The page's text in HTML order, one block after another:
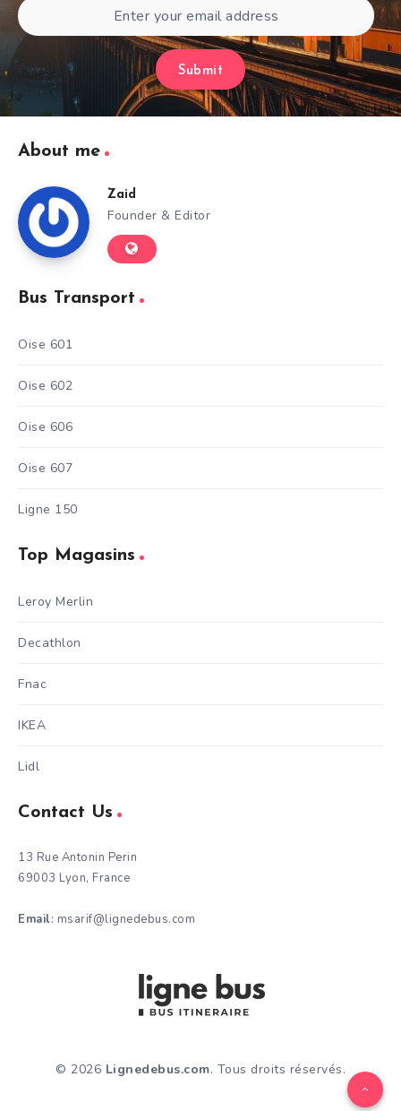
Submit
About me
Zaid
Founder & Editor
Bus Transport
Oise 601
Oise 602
Oise 606
Oise 607
Ligne 150
Top Magasins
Leroy Merlin
Decathlon
Fnac
IKEA
Lidl
Contact Us
13 Rue Antonin Perin
69003 Lyon, France
Email: msarif@lignedebus.com
© 2026 Lignedebus.com. Tous droits réservés.